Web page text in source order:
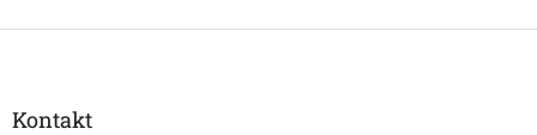
Z
Kontakt